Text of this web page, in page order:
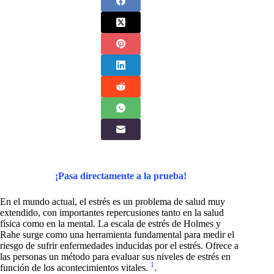
¡Pasa directamente a la prueba!
En el mundo actual, el estrés es un problema de salud muy
extendido, con importantes repercusiones tanto en la salud
física como en la mental. La escala de estrés de Holmes y
Rahe surge como una herramienta fundamental para medir el
riesgo de sufrir enfermedades inducidas por el estrés. Ofrece a
las personas un método para evaluar sus niveles de estrés en
función de los acontecimientos vitales. 1.